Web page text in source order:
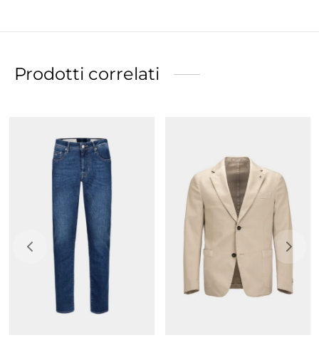
Tessuti pensati per garantire freschezza, comfort e
Chiusura con zip
Iniziali nell’esclusiva colorazione rosa Giro d’Italia per
personalizzare il proprio capo
Prodotti correlati